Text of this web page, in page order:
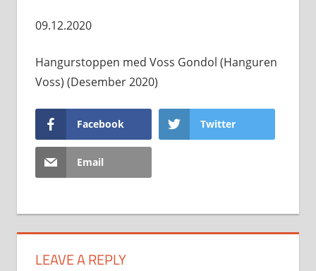
09.12.2020
Hangurstoppen med Voss Gondol (Hanguren
Voss) (Desember 2020)
Facebook Twitter
Email
LEAVE A REPLY